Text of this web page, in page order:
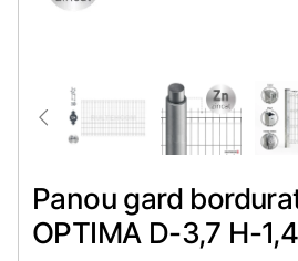
Panou gard
OPTIMA D-3,7 H-